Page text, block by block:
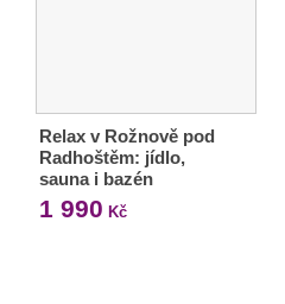
Relax v Rožnově pod
Radhoštěm: jídlo,
sauna i bazén
1 990 Kč